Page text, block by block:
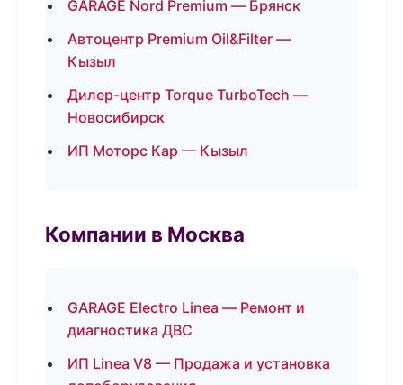
GARAGE Nord Premium — Брянск
Автоцентр Premium Oil&Filter —
Кызыл
Дилер-центр Torque TurboTech —
Новосибирск
ИП Моторс Кар — Кызыл
Компании в Москва
GARAGE Electro Linea — Ремонт и
диагностика ДВС
ИП Linea V8 — Продажа и установка